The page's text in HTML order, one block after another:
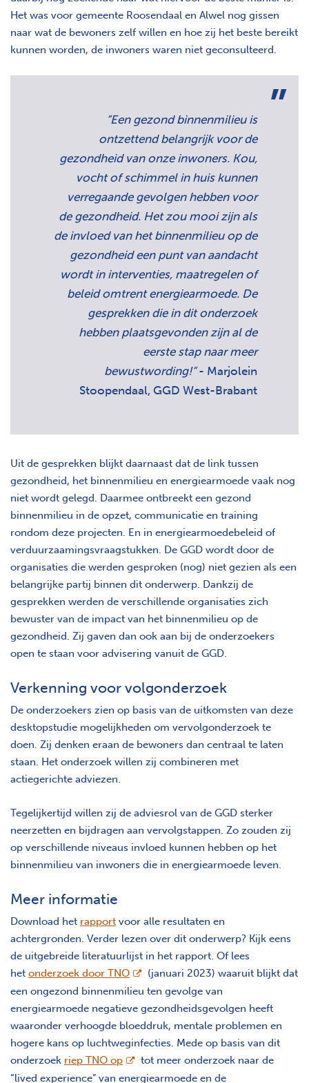
Het was voor gemeente Roosendaal en Alwel nog gissen
naar wat de bewoners zelf willen en hoe zij het beste bereikt
kunnen worden, de inwoners waren niet geconsulteerd.
“Een gezond binnenmilieu is
ontzettend belangrijk voor de
gezondheid van onze inwoners. Kou,
vocht of schimmel in huis kunnen
verregaande gevolgen hebben voor
de gezondheid. Het zou mooi zijn als
de invloed van het binnenmilieu op de
gezondheid een punt van aandacht
wordt in interventies, maatregelen of
beleid omtrent energiearmoede. De
gesprekken die in dit onderzoek
hebben plaatsgevonden zijn al de
eerste stap naar meer
bewustwording!“- Marjolein
Stoopendaal, GGD West-Brabant
Uit de gesprekken blijkt daarnaast dat de link tussen
gezondheid, het binnenmilieu en energiearmoede vaak nog
niet wordt gelegd. Daarmee ontbreekt een gezond
binnenmilieu in de opzet, communicatie en training
rondom deze projecten. En in energiearmoedebeleid of
verduurzaamingsvraagstukken. De GGD wordt door de
organisaties die werden gesproken (nog) niet gezien als een
belangrijke partij binnen dit onderwerp. Dankzij de
gesprekken werden de verschillende organisaties zich
bewuster van de impact van het binnenmilieu op de
gezondheid. Zij gaven dan ook aan bij de onderzoekers
open te staan voor advisering vanuit de GGD.
Verkenning voor volgonderzoek
De onderzoekers zien op basis van de uitkomsten van deze
desktopstudie mogelijkheden om vervolgonderzoek te
doen. Zij denken eraan de bewoners dan centraal te laten
staan. Het onderzoek willen zij combineren met
actiegerichte adviezen.
Tegelijkertijd willen zij de adviesrol van de GGD sterker
neerzetten en bijdragen aan vervolgstappen. Zo zouden zij
op verschillende niveaus invloed kunnen hebben op het
binnenmilieu van inwoners die in energiearmoede leven.
Meer informatie
Download het rapport voor alle resultaten en
achtergronden. Verder lezen over dit onderwerp? Kijk eens
de uitgebreide literatuurlijst in het rapport. Of lees
het onderzoek door TNOopent nieuw scherm
(januari 2023) waaruit blijkt dat
een ongezond binnenmilieu ten gevolge van
energiearmoede negatieve gezondheidsgevolgen heeft
waaronder verhoogde bloeddruk, mentale problemen en
hogere kans op luchtweginfecties. Mede op basis van dit
onderzoek riep TNO opopent nieuw scherm
tot meer onderzoek naar de
“lived experience” van energiearmoede en de